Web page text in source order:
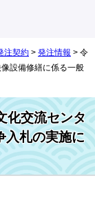
注契約 > 発注情報 > 令
設備修繕に係る一般
化交流センタ
入札の実施に